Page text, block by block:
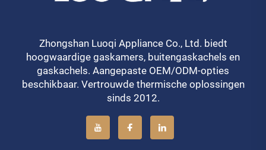
Zhongshan Luoqi Appliance Co., Ltd. biedt
hoogwaardige gaskamers, buitengaskachels en
gaskachels. Aangepaste OEM/ODM-opties
beschikbaar. Vertrouwde thermische oplossingen
sinds 2012.